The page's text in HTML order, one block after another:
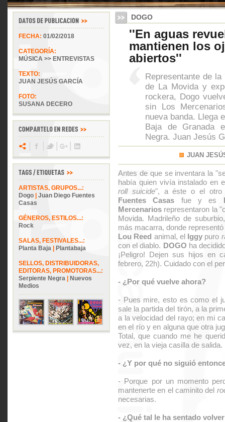
FECHA: 01/02/2018
CATEGORÍA:
MÚSICA >> ENTREVISTAS
TEXTO:
JUAN JESÚS GARCÍA
FOTO:
SUSANA DECERO
ARTISTAS, GRUPOS...:
Dogo
Juan Diego Fuentes
Casas
GÉNEROS, ESTILOS...:
Rock
SALAS, FESTIVALES...:
Planta Baja
Plantabaja
SELLOS, DISTRIBUIDORAS,
EDITORAS, PROMOTORAS...:
Serpiente Negra
Nuevos
Medios
DOGO
''En aguas
mantienen los
abiertos''
Representante de
de La Movida y
rockera, Dogo
sin Los
nueva banda. Llega
Baja de Granada
Negra. Juan Jesús
JUAN
Antes de que se inventara la
había quien vivía instalado en
roll suicide", a éste o el
Fuentes Casas fue y es
Mercenarios representaron la
Movida. Madrileño de
más macarra, donde
Lou Reed animal, el Iggy puro
con el diablo. DOGO ha
¡Peligro! Dejen sus hijos en
febrero, 22h). Cuidado con el
- ¿Por qué vuelve ahora?
- Pues mire, esto es como el
sale la partida del tirón, a la
a la velocidad del rayo; en mi
en el río y en alguna que otra
Total, que cuando me he
vez, en la vieja casilla de salida.
- ¿Y por qué no siguió
- Porque por un momento
mantenerte en el caminito del
necesarias.
- ¿Qué tal le ha sentado